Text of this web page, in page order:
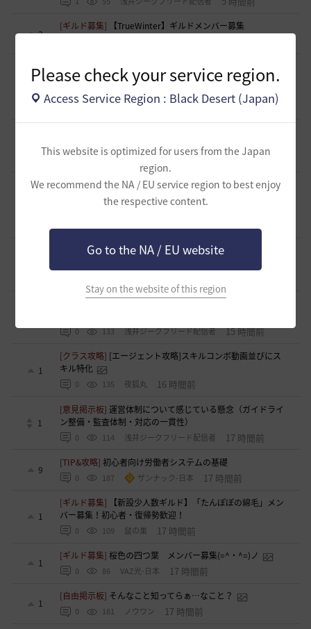
Please check your service region.
Access Service Region : Black Desert (Japan)
This website is optimized for users from the Japan
region.
We recommend the NA / EU service region to best enjoy
the respective content.
Go to the NA / EU website
Stay on the website of this region
2
[ギルド募集] 【TrueWinter】ギルドメンバー募集
[ギルド募集]
好きなキャラで好きなことを！無言OK挨拶自
由！基本ソロだけどたまにおしゃべりを楽しんだり(*'ω'*)
【魔弾の射手】で一緒に遊びませんか？
oすずo 10 時間前
1
者復帰者歓迎！！
[ギルド募集]ギルチャ完全無言推奨・ソロ向けギルド「スト
レイキャッツ」メンバー募集（ギルドボス有・初心者復帰者
多数所属・スキル目当て◎）
14 時間前
[意見掲示板]釣りの「他の冒険者の船舶搭乗防止」設定が毎
0 133 浅井ジークフリード配信者 15 時間前
1
[クラス攻略] [エージェント攻略]スキルコンボ動画並びにス
キル特化
0 135 夜狐丸 16 時間前
1
[意見掲示板]運営体制について感じている懸念（ガイドライ
ン整備・監査体制・対応の一貫性）
0 114 浅井ジークフリード配信者 17 時間前
9
[TIP&攻略]初心者向け労働者システムの基礎
0 187 ザンナック-日本 17 時間前
1
[ギルド募集]
【新設少人数ギルド】「たんぽぽの綿毛」メン
バー募集！初心者・復帰勢歓迎！
0 109 鼠の巣 17 時間前
1
[ギルド募集]桜色の四つ葉 メンバー募集(=^・^=)ノ
0 86 VAZ光-日本 17 時間前
1
[自由掲示板] そんなこと知ってらぁ…なこと？
0 181 ノウワン 17 時間前